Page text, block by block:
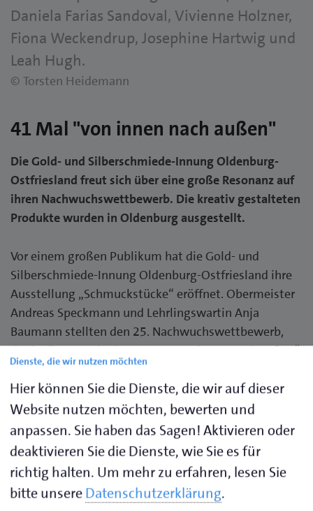
Daniela Farias Sandoval, Vivienne Holzner,
Fiona Weckendrup, Josephine Hartwig und
Leah Hugh.
© Torsten Heidemann
41 Mal "von innen nach außen"
Die Gold- und Silberschmiede-Innung Oldenburg-
Ostfriesland freut sich über eine große Resonanz auf
ihren Nachwuchswettbewerb. Die kreativ gestalteten
Produkte wurden in Oldenburg ausgestellt.
Vor einem großen Publikum hat die Gold- und
Silberschmiede-Innung Oldenburg-Ostfriesland ihre
Ausstellung „Schmuckstücke“ eröffnet. Obermeister
Andreas Speckmann und Lehrlingswartin Anja
Baumann stellten den 25. Nachwuchswettbewerb,
der in diesem Jahr das Motto „von innen nach außen“
trug, ins Zentrum ihrer Begrüßung und Präsentation.
Die 41 entstandenen Unikate bereicherten die
Ausstellung in den Räumen von „Ullmann. Wohnen
Betonen“ in Oldenburg.
„Wir sind extrem begeistert von den vielen, mutigen
und verschiedenen Schmuckideen unseres
Nachwuchses“, sagten Speckmann und Baumann.
Dienste, die wir nutzen möchten
Hier können Sie die Dienste, die wir auf dieser
Website nutzen möchten, bewerten und
anpassen. Sie haben das Sagen! Aktivieren oder
deaktivieren Sie die Dienste, wie Sie es für
richtig halten. Um mehr zu erfahren, lesen Sie
bitte unsereDatenschutzerklärung.